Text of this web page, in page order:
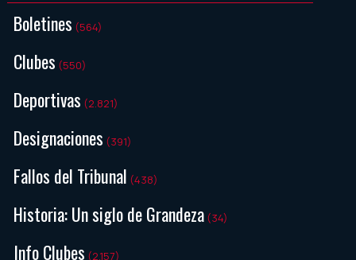
Boletines (564)
Clubes (550)
Deportivas (2.821)
Designaciones (391)
Fallos del Tribunal (438)
Historia: Un siglo de Grandeza (34)
Info Clubes (2.157)